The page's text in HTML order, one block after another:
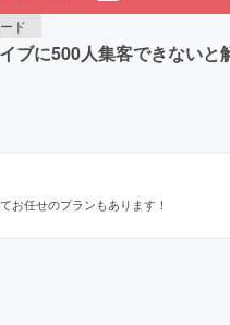
ド
ブに500人集客できない
お任せのプランもあります！